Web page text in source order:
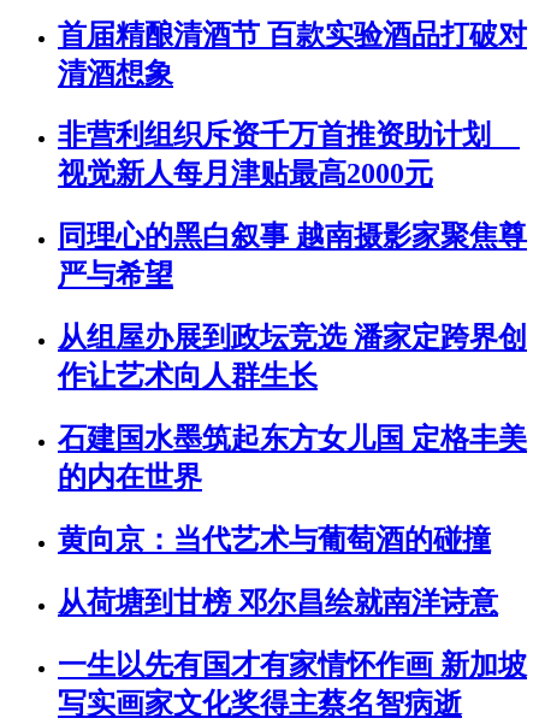
首届精酿清酒节 百款实验酒品打破对
清酒想象
非营利组织斥资千万首推资助计划
视觉新人每月津贴最高2000元
同理心的黑白叙事 越南摄影家聚焦尊
严与希望
从组屋办展到政坛竞选 潘家定跨界创
作让艺术向人群生长
石建国水墨筑起东方女儿国 定格丰美
的内在世界
黄向京：当代艺术与葡萄酒的碰撞
从荷塘到甘榜 邓尔昌绘就南洋诗意
一生以先有国才有家情怀作画 新加坡
写实画家文化奖得主蔡名智病逝